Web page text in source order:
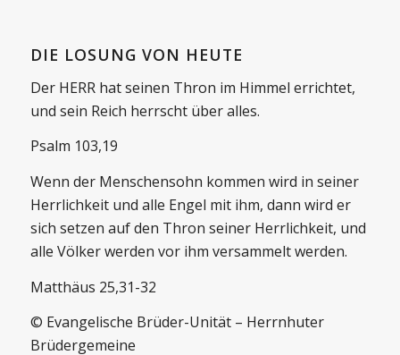
DIE LOSUNG VON HEUTE
Der HERR hat seinen Thron im Himmel errichtet,
und sein Reich herrscht über alles.
Psalm 103,19
Wenn der Menschensohn kommen wird in seiner
Herrlichkeit und alle Engel mit ihm, dann wird er
sich setzen auf den Thron seiner Herrlichkeit, und
alle Völker werden vor ihm versammelt werden.
Matthäus 25,31-32
© Evangelische Brüder-Unität – Herrnhuter
Brüdergemeine